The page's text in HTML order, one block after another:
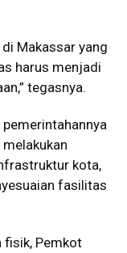
Makassar yang
harus menjadi
tegasnya.
kota,
fasilitas
fisik, Pemkot